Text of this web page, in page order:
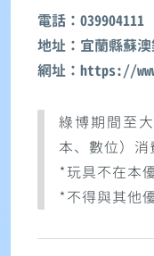
電話：039904111
地址：宜蘭縣蘇
網址：https://
綠博期間至
本、數位）消
*玩具不在本
*不得與其他